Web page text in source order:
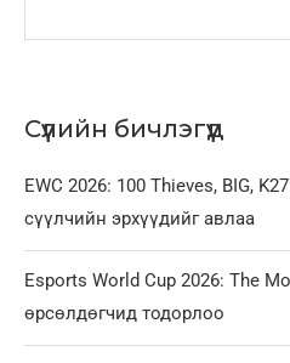
Сүүлийн бичлэгүүд
EWC 2026: 100 Thieves, BIG,
сүүлчийн эрхүүдийг авлаа
Esports World Cup 2026: The
өрсөлдөгчид тодорлоо